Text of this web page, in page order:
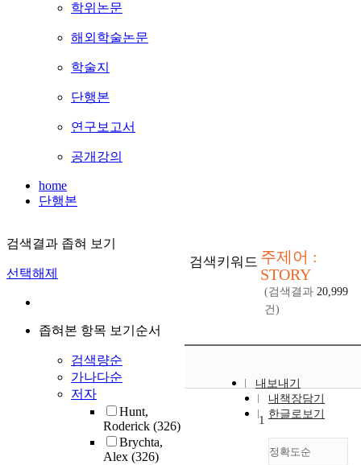
학위논문
해외학술논문
학술지
단행본
연구보고서
공개강의
home
단행본
검색결과 좁혀 보기
선택해제
좁혀본 항목 보기순서
검색량순
가나다순
저자
Hunt,
Roderick (326)
Brychta,
Alex (326)
검색키워드 주제어 :
STORY
(검색결과 20,999
건)
내보내기
내책장담기
한글로보기
정확도순
1